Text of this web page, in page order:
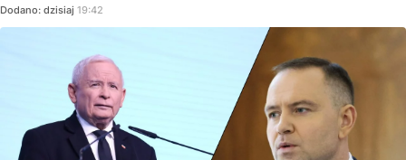
Dodano: dzisiaj 19:42